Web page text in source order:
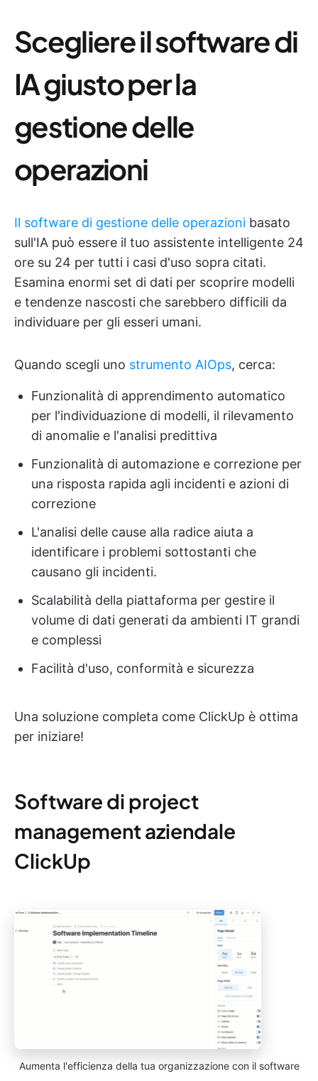
Scegliere il software di
IA giusto per la
gestione delle
operazioni
Il software di gestione delle operazioni basato
sull'IA può essere il tuo assistente intelligente 24
ore su 24 per tutti i casi d'uso sopra citati.
Esamina enormi set di dati per scoprire modelli
e tendenze nascosti che sarebbero difficili da
individuare per gli esseri umani.
Quando scegli uno strumento AIOps, cerca:
Funzionalità di apprendimento automatico
per l'individuazione di modelli, il rilevamento
di anomalie e l'analisi predittiva
Funzionalità di automazione e correzione per
una risposta rapida agli incidenti e azioni di
correzione
L'analisi delle cause alla radice aiuta a
identificare i problemi sottostanti che
causano gli incidenti.
Scalabilità della piattaforma per gestire il
volume di dati generati da ambienti IT grandi
e complessi
Facilità d'uso, conformità e sicurezza
Una soluzione completa come ClickUp è ottima
per iniziare!
Software di project
management aziendale
ClickUp
Aumenta l'efficienza della tua organizzazione con il software